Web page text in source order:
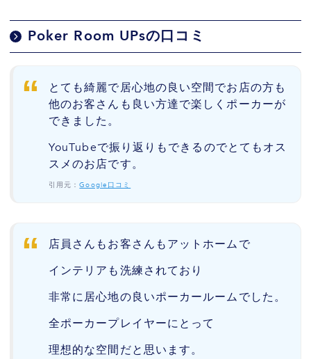
Poker Room UPsの口コミ
とても綺麗で居心地の良い空間でお店の方も
他のお客さんも良い方達で楽しくポーカーが
できました。
YouTubeで振り返りもできるのでとてもオス
スメのお店です。
引用元：Google口コミ
店員さんもお客さんもアットホームで
インテリアも洗練されており
非常に居心地の良いポーカールームでした。
全ポーカープレイヤーにとって
理想的な空間だと思います。